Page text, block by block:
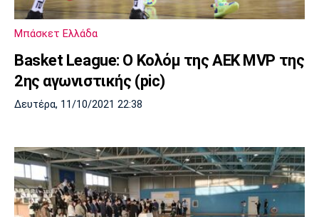
Μπάσκετ Ελλάδα
Basket League: Ο Κολόμ της ΑΕΚ MVP της
2ης αγωνιστικής (pic)
Δευτέρα, 11/10/2021 22:38